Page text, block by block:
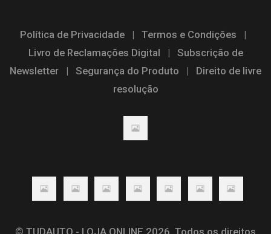
Política de Privacidade | Termos e Condições |
Livro de Reclamações Digital | Subscrição de
Newsletter | Segurança do Produto | Direito de livre
resolução